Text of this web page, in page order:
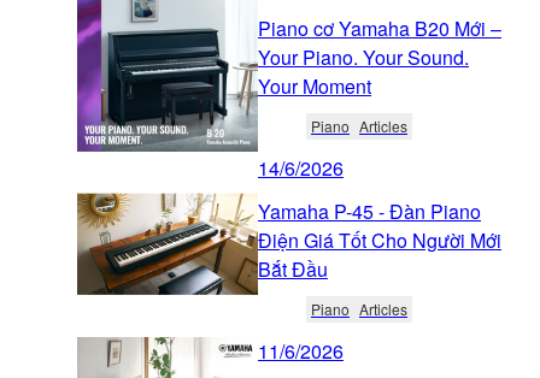
Piano cơ Yamaha B20 Mới –
Your Piano. Your Sound.
Your Moment
Piano Articles
14/6/2026
Yamaha P-45 - Đàn Piano
Điện Giá Tốt Cho Người Mới
Bắt Đầu
Piano Articles
11/6/2026